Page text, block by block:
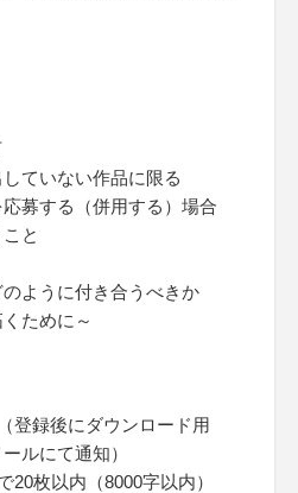
ていない作品に限る
募する（併用する）場合
と
ように付き合うべきか
ために～
登録後にダウンロード用
ルにて通知）
枚以内（8000字以内）